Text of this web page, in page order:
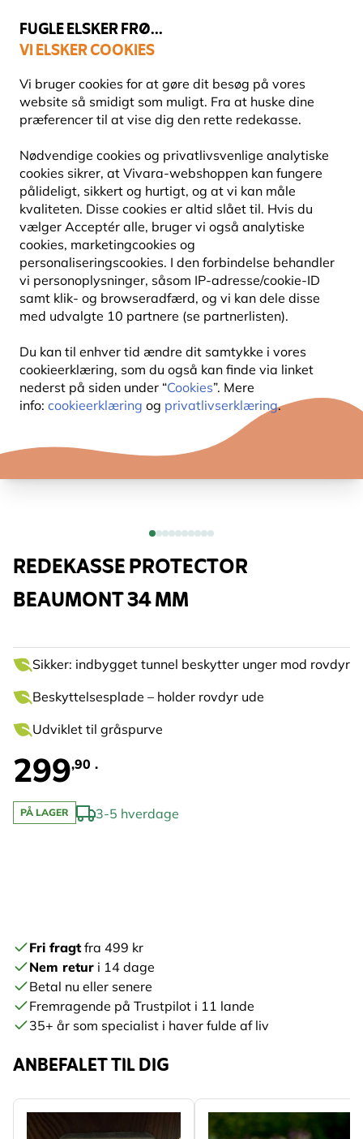
FUGLE ELSKER FRØ...
VI ELSKER COOKIES
Vi bruger cookies for at gøre dit besøg på vores
website så smidigt som muligt. Fra at huske dine
præferencer til at vise dig den rette redekasse.
Nødvendige cookies og privatlivsvenlige analytiske
cookies sikrer, at Vivara-webshoppen kan fungere
pålideligt, sikkert og hurtigt, og at vi kan måle
kvaliteten. Disse cookies er altid slået til. Hvis du
vælger Acceptér alle, bruger vi også analytiske
cookies, marketingcookies og
personaliseringscookies. I den forbindelse behandler
vi personoplysninger, såsom IP-adresse/cookie-ID
samt klik- og browseradfærd, og vi kan dele disse
med udvalgte 10 partnere (se partnerlisten).
Du kan til enhver tid ændre dit samtykke i vores
cookieerklæring, som du også kan finde via linket
nederst på siden under “Cookies”. Mere
info: cookieerklæring og privatlivserklæring.
Topbedømt i 11 lande
Fri fragt over 499 kr.
NYHED
REDEKASSE PROTECTOR
BEAUMONT 34 MM
Sikker: indbygget tunnel beskytter unger mod rovdyr
Beskyttelsesplade – holder rovdyr ude
Udviklet til gråspurve
299,90 .
PÅ LAGER 3-5 hverdage
Fri fragtfra 499 kr
Nem retur i 14 dage
Betal nu eller senere
Fremragende på Trustpilot i 11 lande
35+ år som specialist i haver fulde af liv
ANBEFALET TIL DIG